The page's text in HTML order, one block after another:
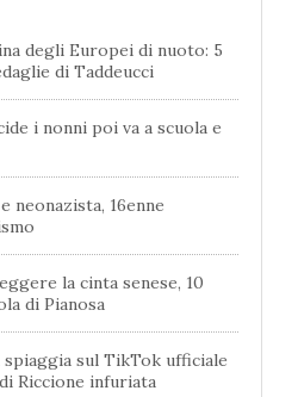
degli Europei di nuoto: 5
di Taddeucci
i nonni poi va a scuola e
neonazista, 16enne
la cinta senese, 10
di Pianosa
sul TikTok ufficiale
Riccione infuriata